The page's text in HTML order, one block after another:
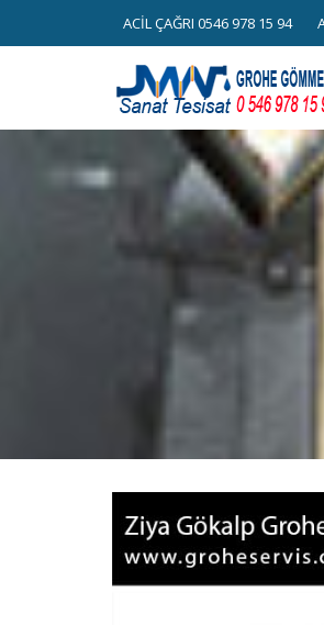
ACİL ÇAĞRI 0546 978 15 94